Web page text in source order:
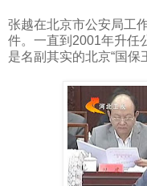
张越在北京市公安局工
件。一直到 2001年升任
是名副其实的北京“国保